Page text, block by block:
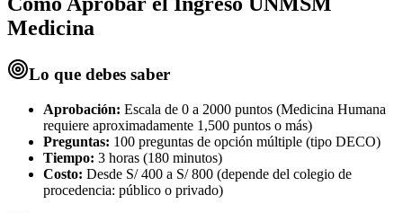
Medicina
Lo que debes saber
Aprobación: Escala de 0 a 2000 puntos (Medicina Humana
requiere aproximadamente 1,500 puntos o más)
Preguntas: 100 preguntas de opción múltiple (tipo DECO)
Tiempo: 3 horas (180 minutos)
Costo: Desde S/ 400 a S/ 800 (depende del colegio de
procedencia: público o privado)